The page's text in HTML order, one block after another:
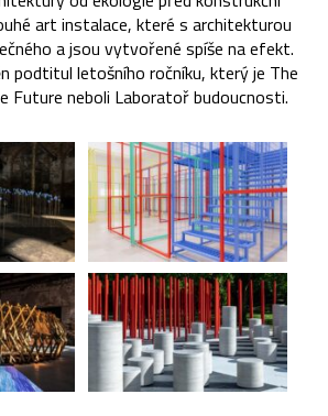
art instalace, které s architekturou
a jsou vytvořené spíše na efekt.
podtitul letošního ročníku, který je The
Future neboli Laboratoř budoucnosti.